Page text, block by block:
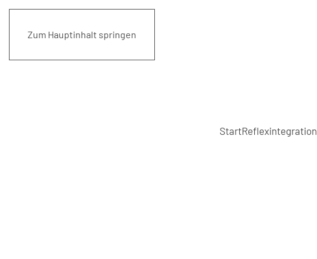
Zum Hauptinhalt springen
StartReflexintegration